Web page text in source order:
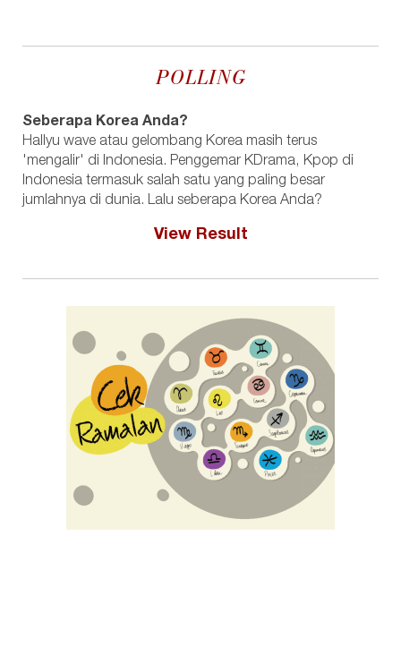
POLLING
Seberapa Korea Anda?
Hallyu wave atau gelombang Korea masih terus
'mengalir' di Indonesia. Penggemar KDrama, Kpop di
Indonesia termasuk salah satu yang paling besar
jumlahnya di dunia. Lalu seberapa Korea Anda?
View Result